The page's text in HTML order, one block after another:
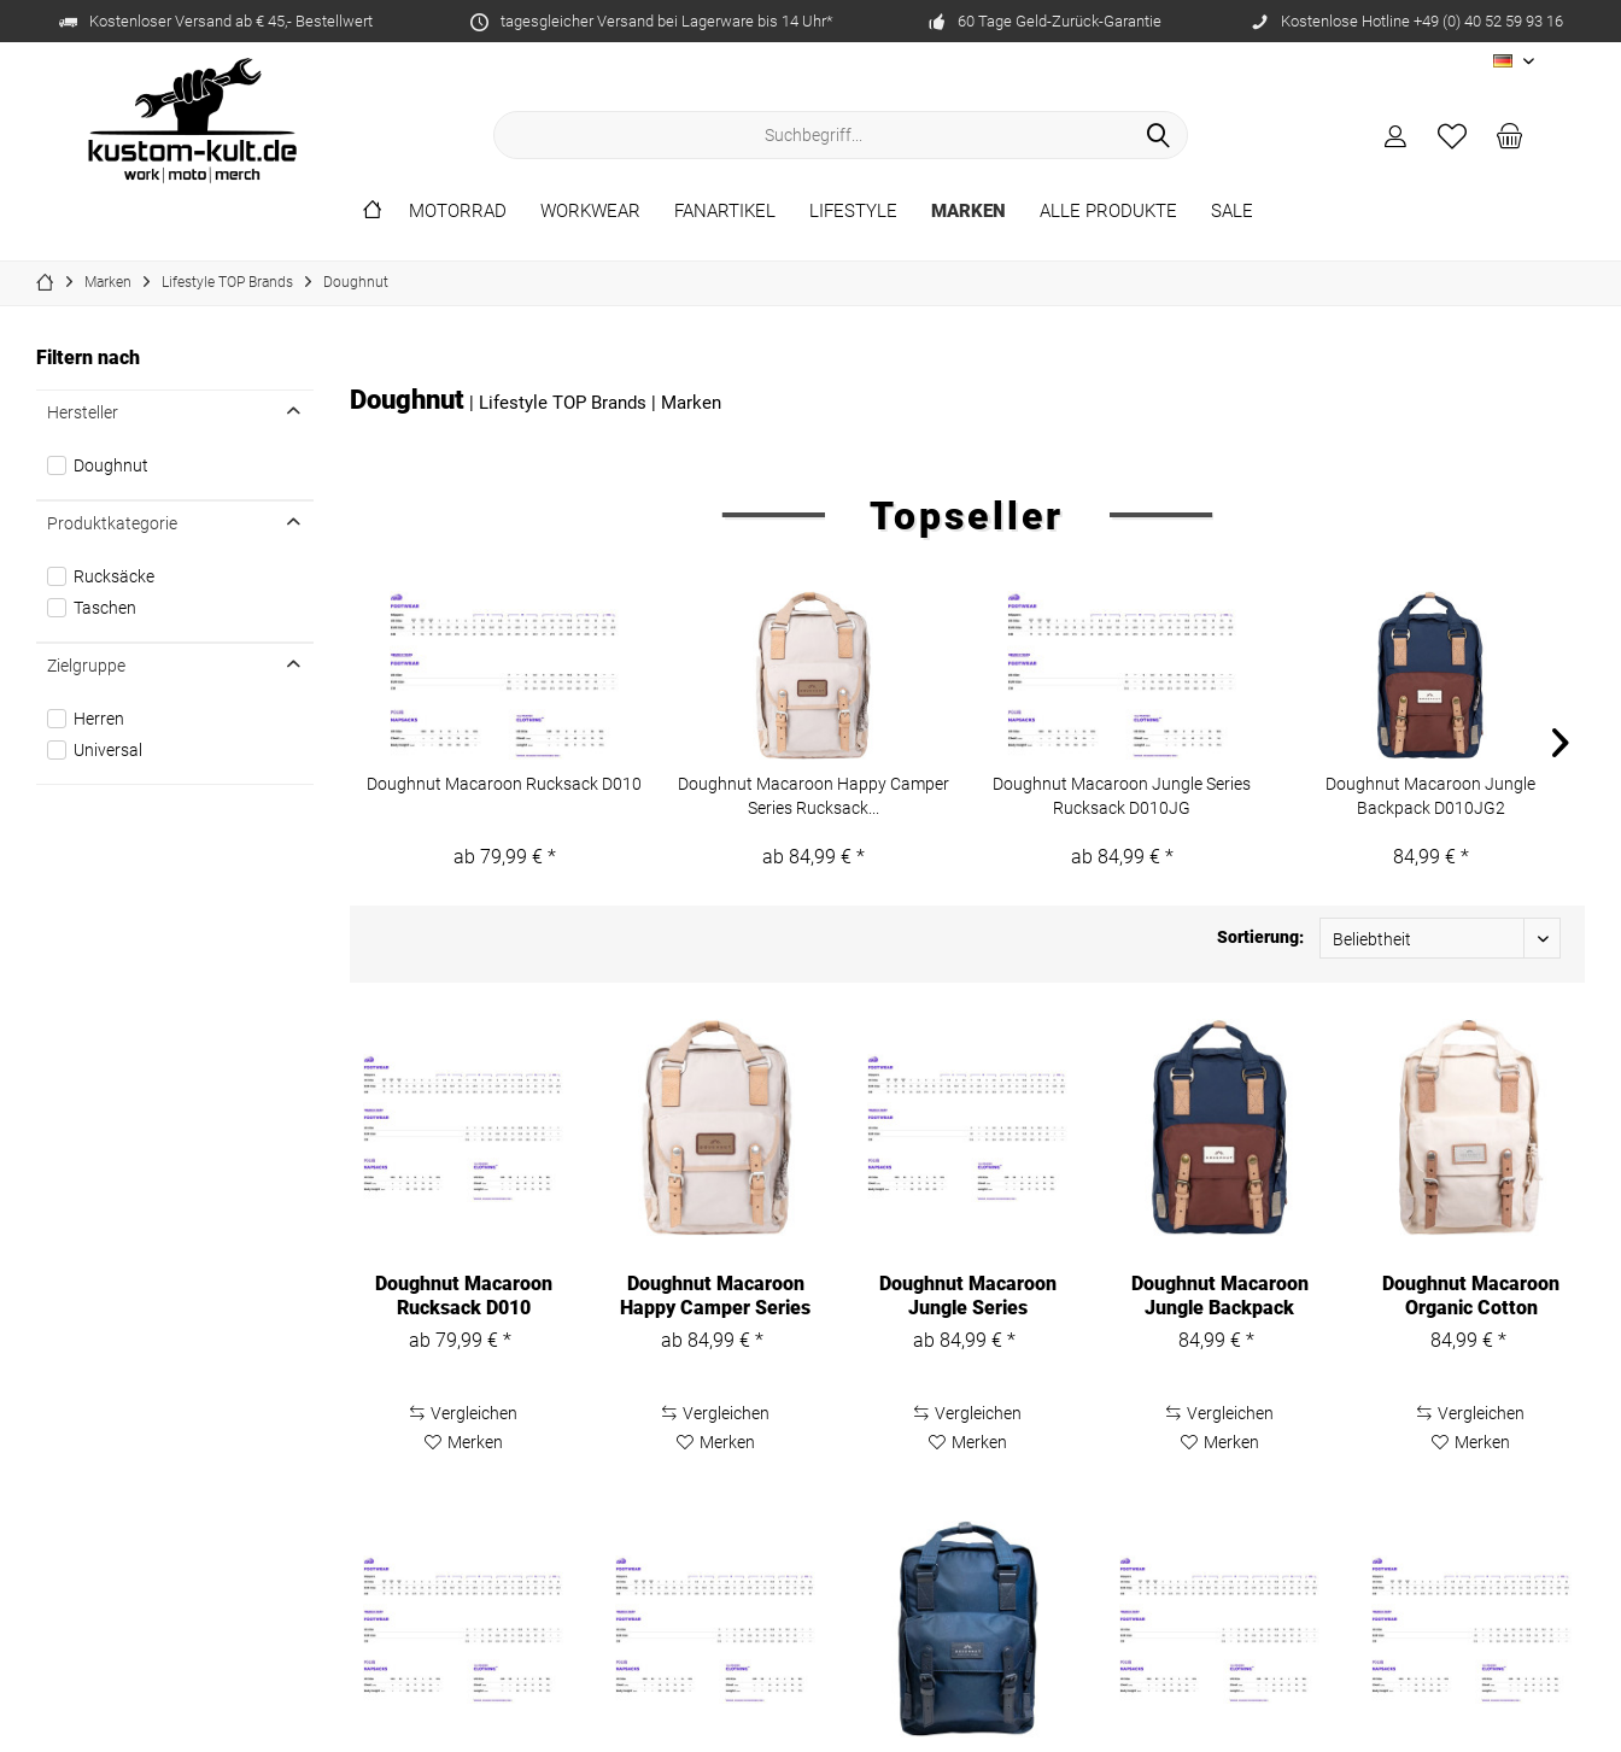
Kostenloser Versand ab € 45,- Bestellwert tagesgleicher Versand bei Lagerware bis 14 Uhr* 60 Tage Geld-Zurück-Garantie Kostenlose Hotline +49 (0) 40 52 59 93 16
DE
MOTORRAD WORKWEAR FANARTIKEL LIFESTYLE MARKEN ALLE PRODUKTE SALE
Marken Lifestyle TOP Brands Doughnut
Filtern nach
Hersteller
Doughnut
Produktkategorie
Rucksäcke
Taschen
Zielgruppe
Herren
Universal
Doughnut | Lifestyle TOP Brands | Marken
Topseller
Doughnut Macaroon Rucksack D010
ab 79,99 € *
Doughnut Macaroon Happy Camper
Series Rucksack...
ab 84,99 € *
Doughnut Macaroon Jungle Series
Rucksack D010JG
ab 84,99 € *
Doughnut Macaroon Jungle
Backpack D010JG2
84,99 € *
Sortierung:
Doughnut Macaroon
Rucksack D010
ab 79,99 € *
Vergleichen
Merken
Doughnut Macaroon
Happy Camper Series
Rucksack...
ab 84,99 € *
Vergleichen
Merken
Doughnut Macaroon
Jungle Series
Rucksack D010JG
ab 84,99 € *
Vergleichen
Merken
Doughnut Macaroon
Jungle Backpack
D010JG2
84,99 € *
Vergleichen
Merken
Doughnut Macaroon
Organic Cotton
Series...
84,99 € *
Vergleichen
Merken